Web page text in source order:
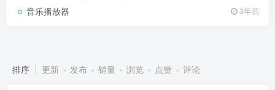
音乐播放器 3年前
排序
更新 发布 销量 浏览 点赞 评论